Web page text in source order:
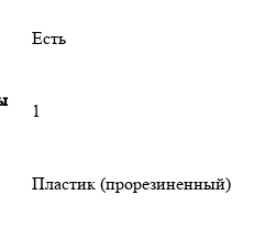
Есть
1
Пластик (прорезиненный)